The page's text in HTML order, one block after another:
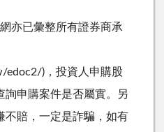
亦已彙整所有證券商承
edoc2/) ，投資人申購股
詢申購案件是否屬實。另
不賠，一定是詐騙，如有